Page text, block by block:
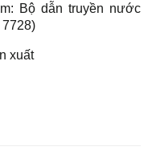
Bộ dẫn truyền nước
7728)
xuất